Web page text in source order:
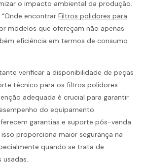
o impacto ambiental da produção.
encontrarFiltros polidores para
modelos que ofereçam não apenas
eficiência em termos de consumo
verificar a disponibilidade de peças
técnico para os filtros polidores
adequada é crucial para garantir
do equipamento.
garantias e suporte pós-venda
proporciona maior segurança na
quando se trata de
usadas.